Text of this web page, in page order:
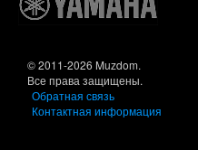
© 2011-2026 Muzdom.
Все права защищены.
Обратная связь
Контактная информация